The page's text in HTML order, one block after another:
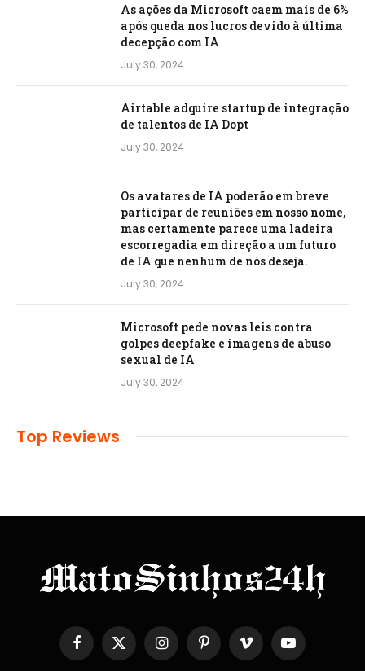
As ações da Microsoft caem mais de 6%
após queda nos lucros devido à última
decepção com IA
July 30, 2024
Airtable adquire startup de integração
de talentos de IA Dopt
July 30, 2024
Os avatares de IA poderão em breve
participar de reuniões em nosso nome,
mas certamente parece uma ladeira
escorregadia em direção a um futuro
de IA que nenhum de nós deseja.
July 30, 2024
Microsoft pede novas leis contra
golpes deepfake e imagens de abuso
sexual de IA
July 30, 2024
Top Reviews
Facebook
X
(Twitter)
InstagramPinterestVimeo YouTube